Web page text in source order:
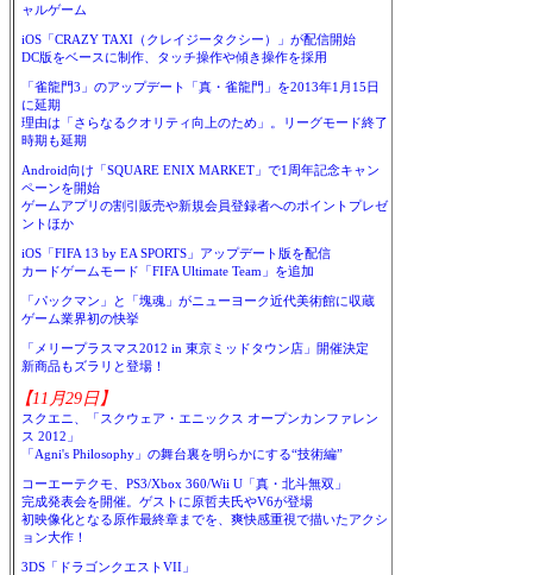
ャルゲーム
iOS「CRAZY TAXI（クレイジータクシー）」が配信開始
DC版をベースに制作、タッチ操作や傾き操作を採用
「雀龍門3」のアップデート「真・雀龍門」を2013年1月15日
に延期
理由は「さらなるクオリティ向上のため」。リーグモード終了
時期も延期
Android向け「SQUARE ENIX MARKET」で1周年記念キャン
ペーンを開始
ゲームアプリの割引販売や新規会員登録者へのポイントプレゼ
ントほか
iOS「FIFA 13 by EA SPORTS」アップデート版を配信
カードゲームモード「FIFA Ultimate Team」を追加
「パックマン」と「塊魂」がニューヨーク近代美術館に収蔵
ゲーム業界初の快挙
「メリープラスマス2012 in 東京ミッドタウン店」開催決定
新商品もズラリと登場！
【11月29日】
スクエニ、「スクウェア・エニックス オープンカンファレン
ス 2012」
「Agni's Philosophy」の舞台裏を明らかにする“技術編”
コーエーテクモ、PS3/Xbox 360/Wii U「真・北斗無双」
完成発表会を開催。ゲストに原哲夫氏やV6が登場
初映像化となる原作最終章までを、爽快感重視で描いたアクシ
ョン大作！
3DS「ドラゴンクエストVII」